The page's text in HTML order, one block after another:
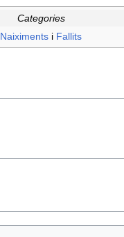
Categories
Naiximents i Fallits